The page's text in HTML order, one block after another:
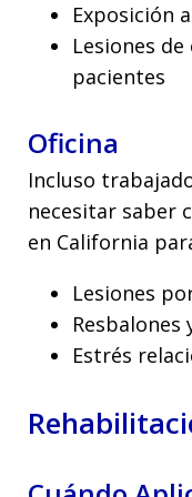
Exposición
Lesiones
pacientes
Oficina
Incluso
necesitar saber
en California
Lesiones
Resbalones
Estrés